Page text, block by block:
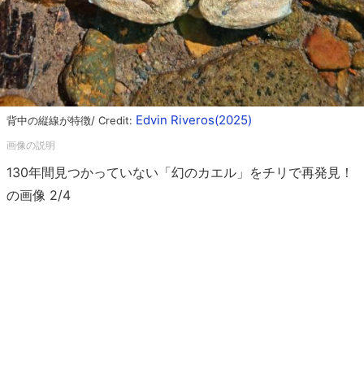
背中の縦線が特徴/ Credit: Edvin Riveros(2025)
130年間見つかっていない「幻のカエル」をチリで再発見！
の画像 2/4